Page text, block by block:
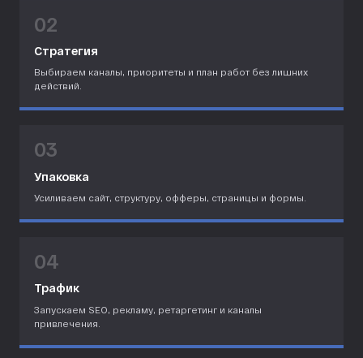
02
Стратегия
Выбираем каналы, приоритеты и план работ без лишних
действий.
03
Упаковка
Усиливаем сайт, структуру, офферы, страницы и формы.
04
Трафик
Запускаем SEO, рекламу, ретаргетинг и каналы
привлечения.